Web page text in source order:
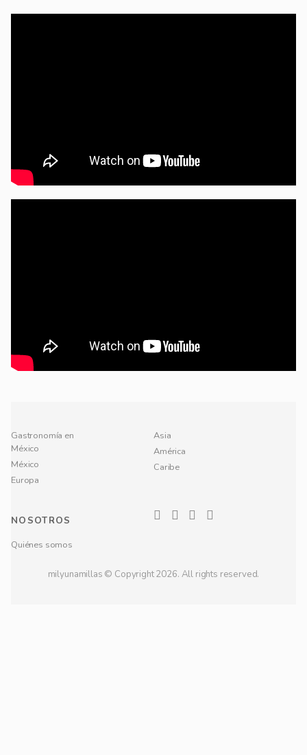
Gastronomía en
México
México
Europa
Asia
América
Caribe
NOSOTROS
Quiénes somos
milyunamillas © Copyright 2026. All rights reserved.